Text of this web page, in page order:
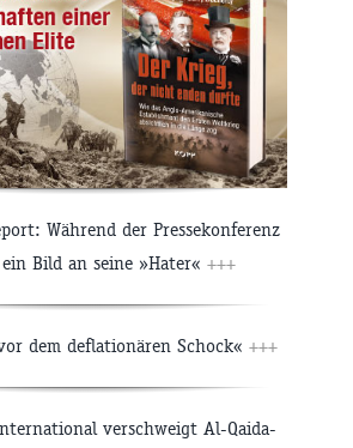
Während der Pressekonferenz
Bild an seine »Hater« +++
dem deflationären Schock« +++
verschweigt Al-Qaida-